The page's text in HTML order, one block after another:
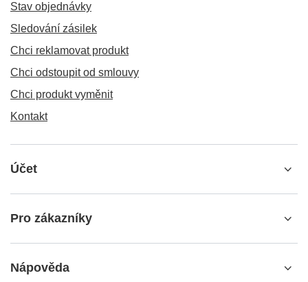
Stav objednávky
Sledování zásilek
Chci reklamovat produkt
Chci odstoupit od smlouvy
Chci produkt vyměnit
Kontakt
Účet
Pro zákazníky
Nápověda